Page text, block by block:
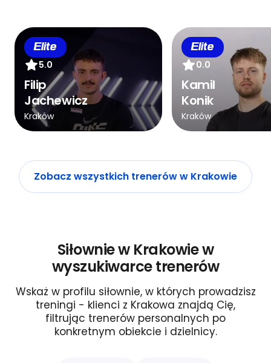
Elite
5.0
Filip
Jachewicz
Kraków
Elite
0.0
Kamil
Konik
Kraków
Zobacz wszystkich trenerów w Krakowie
Siłownie w Krakowie w
wyszukiwarce trenerów
Wskaż w profilu siłownie, w których prowadzisz
treningi - klienci z Krakowa znajdą Cię,
filtrując trenerów personalnych po
konkretnym obiekcie i dzielnicy.